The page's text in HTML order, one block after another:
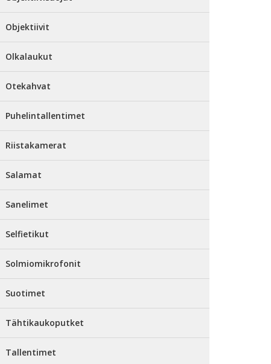
Objektiivit
Olkalaukut
Otekahvat
Puhelintallentimet
Riistakamerat
Salamat
Sanelimet
Selfietikut
Solmiomikrofonit
Suotimet
Tähtikaukoputket
Tallentimet